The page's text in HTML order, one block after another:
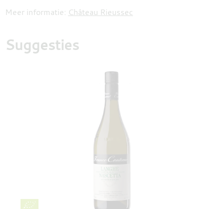
Meer informatie: Château Rieussec
Suggesties